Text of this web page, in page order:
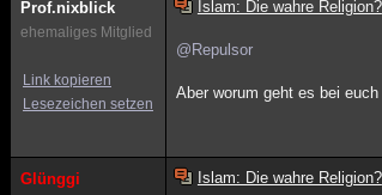
Prof.nixblick
ehemaliges Mitglied
Link kopieren
Lesezeichen setzen
Islam: Die wahre Religion?
@Repulsor
Aber worum geht es bei euch
Glünggi Islam: Die wahre Religion?